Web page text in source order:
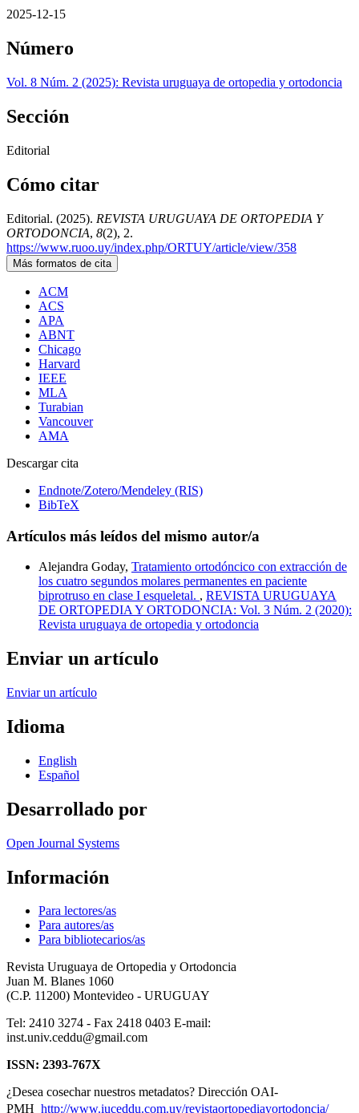
2025-12-15
Número
Vol. 8 Núm. 2 (2025): Revista uruguaya de ortopedia y ortodoncia
Sección
Editorial
Cómo citar
Editorial. (2025). REVISTA URUGUAYA DE ORTOPEDIA Y
ORTODONCIA, 8(2), 2.
https://www.ruoo.uy/index.php/ORTUY/article/view/358
Más formatos de cita
ACM
ACS
APA
ABNT
Chicago
Harvard
IEEE
MLA
Turabian
Vancouver
AMA
Descargar cita
Endnote/Zotero/Mendeley (RIS)
BibTeX
Artículos más leídos del mismo autor/a
Alejandra Goday, Tratamiento ortodóncico con extracción de
los cuatro segundos molares permanentes en paciente
biprotruso en clase I esqueletal. , REVISTA URUGUAYA
DE ORTOPEDIA Y ORTODONCIA: Vol. 3 Núm. 2 (2020):
Revista uruguaya de ortopedia y ortodoncia
Enviar un artículo
Enviar un artículo
Idioma
English
Español
Desarrollado por
Open Journal Systems
Información
Para lectores/as
Para autores/as
Para bibliotecarios/as
Revista Uruguaya de Ortopedia y Ortodoncia
Juan M. Blanes 1060
(C.P. 11200) Montevideo - URUGUAY
Tel: 2410 3274 - Fax 2418 0403 E-mail:
inst.univ.ceddu@gmail.com
ISSN: 2393-767X
¿Desea cosechar nuestros metadatos? Dirección OAI-
PMH http://www.iuceddu.com.uy/revistaortopediayortodoncia/